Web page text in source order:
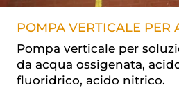
POMPA VERTICALE PER
Pompa verticale per
da acqua ossigenata,
fluoridrico, acido nitrico.